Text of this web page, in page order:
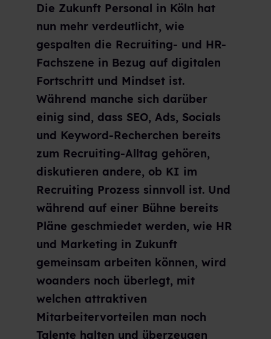
Die Zukunft Personal in Köln hat
nun mehr verdeutlicht, wie
gespalten die Recruiting- und HR-
Fachszene in Bezug auf digitalen
Fortschritt und Mindset ist.
Während manche sich darüber
einig sind, dass SEO, Ads, Socials
und Keyword-Recherchen bereits
zum Recruiting-Alltag gehören,
diskutieren andere, ob KI im
Recruiting Prozess sinnvoll ist. Und
während auf einer Bühne bereits
Pläne geschmiedet werden, wie HR
und Marketing in Zukunft
gemeinsam arbeiten können, wird
woanders noch überlegt, mit
welchen attraktiven
Mitarbeitervorteilen man noch
Talente halten und überzeugen